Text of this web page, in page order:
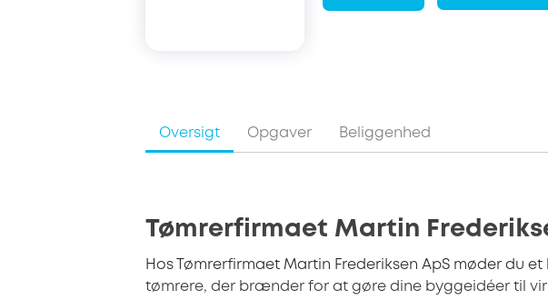
Oversigt Opgaver Beliggenhed
Tømrerfirmaet Martin
Hos Tømrerfirmaet Martin Frederiksen ApS møder du
tømrere, der brænder for at gøre dine byggeidéer til